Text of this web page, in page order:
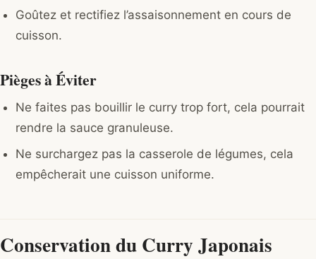
Goûtez et rectifiez l’assaisonnement en cours de
cuisson.
Pièges à Éviter
Ne faites pas bouillir le curry trop fort, cela pourrait
rendre la sauce granuleuse.
Ne surchargez pas la casserole de légumes, cela
empêcherait une cuisson uniforme.
Conservation du Curry Japonais